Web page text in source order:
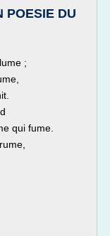
POESIE DU
;
qui fume.